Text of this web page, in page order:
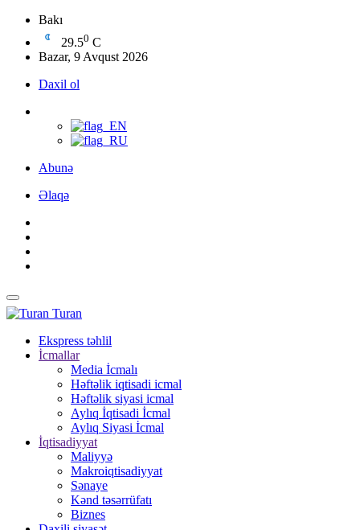
Bakı
29.50 C
Bazar, 9 Avqust 2026
Daxil ol
Abunə
Əlaqə
Turan
Ekspress təhlil
İcmallar
Media İcmalı
Həftəlik iqtisadi icmal
Həftəlik siyasi icmal
Aylıq İqtisadi İcmal
Aylıq Siyasi İcmal
İqtisadiyyat
Maliyyə
Makroiqtisadiyyat
Sənaye
Kənd təsərrüfatı
Biznes